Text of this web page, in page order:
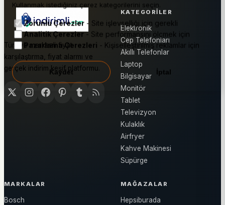
Türkiye merkezli fiyat
karşılaştırma, fiyat alarmı ve
gerçek indirim keşif platformu.
KATEGORILER
Elektronik
Cep Telefonları
Akıllı Telefonlar
Laptop
Bilgisayar
Monitör
Tablet
Televizyon
Kulaklık
Airfryer
Kahve Makinesi
Süpürge
MARKALAR
Bosch
MAĞAZALAR
Hepsiburada
Kullanmak istediğiniz çerez kategorilerini seçin.
Zorunlu Çerezler - Site işlevselliği için gerekli
Analitik Çerezler- Site performansını ölçmek için
Pazarlama Çerezleri - Kişiselleştirilmiş reklamlar için
Kaydet İptal